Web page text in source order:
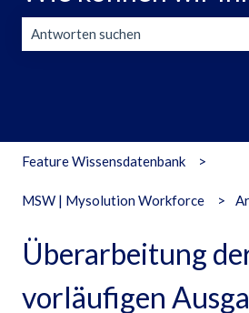
Feature Wissensdatenbank
MSW | Mysolution Workforce
Überarbeitung
vorläufigen